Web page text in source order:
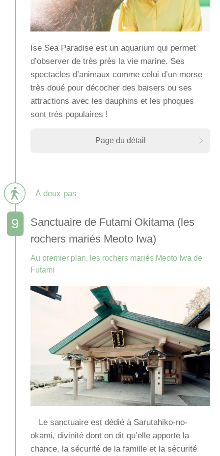
Ise Sea Paradise est un aquarium qui permet
d’observer de très près la vie marine. Ses
spectacles d’animaux comme celui d’un morse
très doué pour décocher des baisers ou ses
attractions avec les dauphins et les phoques
sont très populaires !
Page du détail
À deux pas
Sanctuaire de Futami Okitama (les
rochers mariés Meoto Iwa)
Au premier plan, les rochers mariés Meoto Iwa de
Futami
Le sanctuaire est dédié à Sarutahiko-no-
okami, divinité dont on dit qu’elle apporte la
chance, la sécurité de la famille et la sécurité